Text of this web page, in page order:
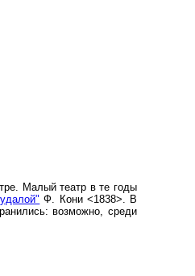
Малый театр в те годы
Ф. Кони <1838>. В
возможно, среди